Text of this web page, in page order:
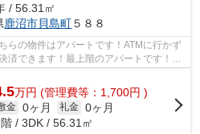
/ 56.31㎡
鹿沼市貝島町５８８
らの物件はアパートです！ATMに行かず
済できます！最上階のアパートです！多
うぞ...
万円 (管理費等：1,700円 )
金 0ヶ月 礼金 0ヶ月
/ 3DK / 56.31㎡